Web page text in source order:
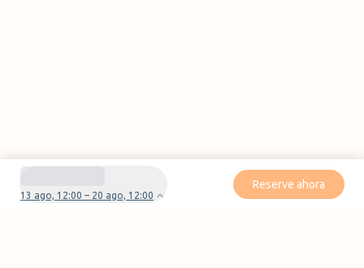
13 ago, 12:00 – 20 ago, 12:00
Reserve ahora